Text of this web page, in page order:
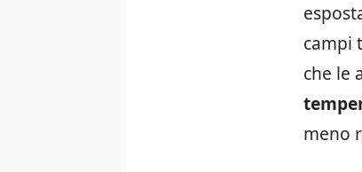
campi
che le
meno